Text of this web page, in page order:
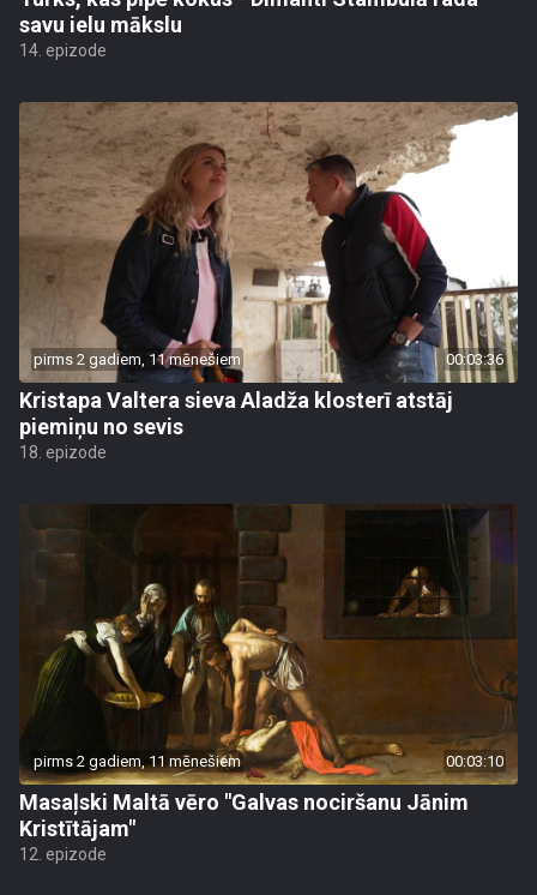
savu ielu mākslu
14. epizode
pirms 2 gadiem, 11 mēnešiem 00:03:36
Kristapa Valtera sieva Aladža klosterī atstāj
piemiņu no sevis
18. epizode
pirms 2 gadiem, 11 mēnešiem 00:03:10
Masaļski Maltā vēro "Galvas nociršanu Jānim
Kristītājam"
12. epizode